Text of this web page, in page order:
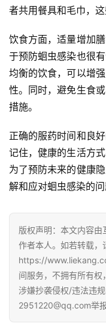
者共用餐具和毛巾，
饮食方面，适量增加
于预防蛔虫感染也很
均衡的饮食，可以增
性。同时，避免生食
措施。
正确的服药时间和良
记住，健康的生活方
为了预防未来的健康
解和应对蛔虫感染的问
版权声明：本文内容
作者本人。如若转载，
https://
间服务，不拥有所有
涉嫌抄袭侵权/违法违
2951220@qq.com举